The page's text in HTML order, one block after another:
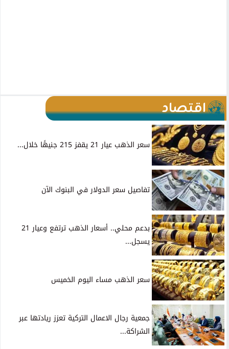
اقتصاد
سعر الذهب عيار 21 يقفز 215 جنيهًا خلال...
تفاصيل سعر الدولار في البنوك الآن
بدعم محلي.. أسعار الذهب ترتفع وعيار 21
يسجل...
سعر الذهب مساء اليوم الخميس
جمعية رجال الاعمال التركية تعزز ريادتها عبر
الشراكة...